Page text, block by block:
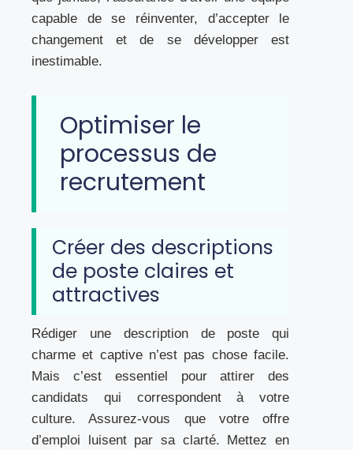
capable de se réinventer, d’accepter le
changement et de se développer est
inestimable.
Optimiser le
processus de
recrutement
Créer des descriptions
de poste claires et
attractives
Rédiger une description de poste qui
charme et captive n’est pas chose facile.
Mais c’est essentiel pour attirer des
candidats qui correspondent à votre
culture. Assurez-vous que votre offre
d’emploi luisent par sa clarté. Mettez en